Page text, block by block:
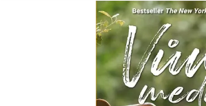
Nezbytně nutné soubory cookie
Provider /